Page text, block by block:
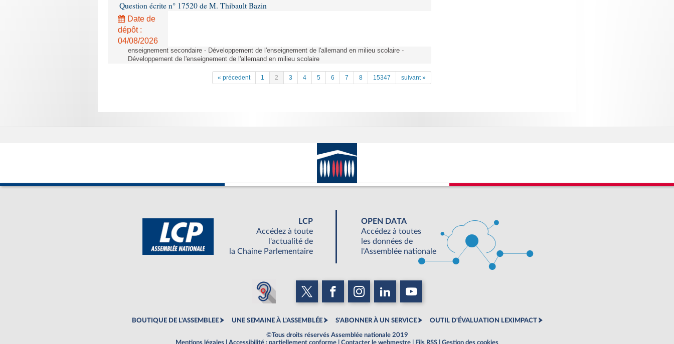
Question écrite n° 17520 de M. Thibault Bazin
Date de
dépôt :
04/08/2026
enseignement secondaire - Développement de l'enseignement de l'allemand en milieu scolaire -
Développement de l'enseignement de l'allemand en milieu scolaire
« précedent 1 2 3 4 5 6 7 8 15347 suivant »
LCP
Accédez à toute
l'actualité de
la Chaine Parlementaire
OPEN DATA
Accédez à toutes
les données de
l'Assemblée nationale
BOUTIQUE DE L'ASSEMBLEE UNE SEMAINE À L'ASSEMBLÉE S'ABONNER À UN SERVICE OUTIL D'ÉVALUATION LEXIMPACT
©Tous droits réservés Assemblée nationale 2019
Mentions légales
Accessibilité : partiellement conforme Contacter le webmestre Fils RSS Gestion des cookies